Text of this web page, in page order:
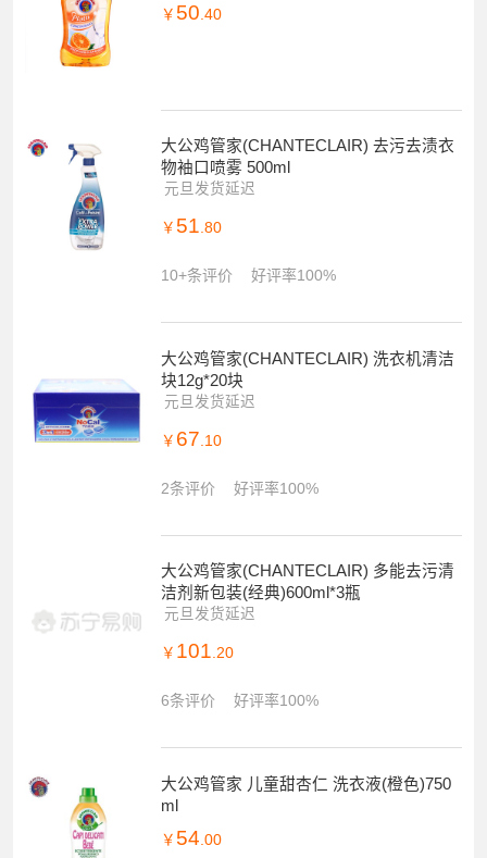
￥ 50.40
大公鸡管家(CHANTECLAIR) 去污去渍衣
物袖口喷雾 500ml
元旦发货延迟
￥ 51.80
10+条评价 好评率100%
大公鸡管家(CHANTECLAIR) 洗衣机清洁
块12g*20块
元旦发货延迟
￥ 67 .10
2条评价 好评率100%
大公鸡管家(CHANTECLAIR) 多能去污清
洁剂新包装(经典)600ml*3瓶
元旦发货延迟
￥ 101.20
6条评价 好评率100%
大公鸡管家 儿童甜杏仁 洗衣液(橙色)750
ml
￥ 54 .00